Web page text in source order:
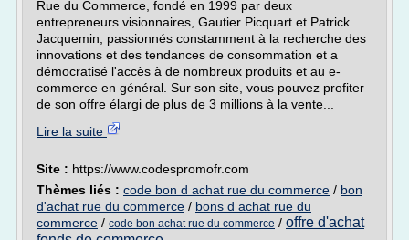
Rue du Commerce, fondé en 1999 par deux
entrepreneurs visionnaires, Gautier Picquart et Patrick
Jacquemin, passionnés constamment à la recherche des
innovations et des tendances de consommation et a
démocratisé l'accès à de nombreux produits et au e-
commerce en général. Sur son site, vous pouvez profiter
de son offre élargi de plus de 3 millions à la vente...
Lire la suite
Site : https://www.codespromofr.com
Thèmes liés : code bon d achat rue du commerce / bon
d'achat rue du commerce / bons d achat rue du
commerce / code bon achat rue du commerce / offre d'achat